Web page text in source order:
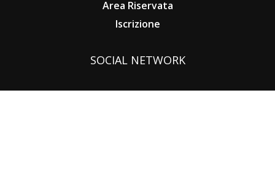
Area Riservata
Iscrizione
SOCIAL NETWORK